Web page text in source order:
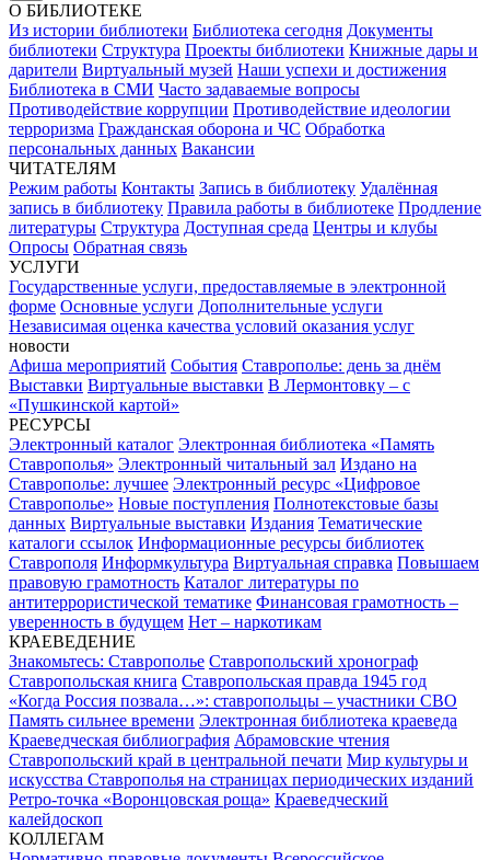
О БИБЛИОТЕКЕ
Из истории библиотеки Библиотека сегодня Документы
библиотеки Структура Проекты библиотеки Книжные дары и
дарители Виртуальный музей Наши успехи и достижения
Библиотека в СМИ Часто задаваемые вопросы
Противодействие коррупции Противодействие идеологии
терроризма Гражданская оборона и ЧС Обработка
персональных данных Вакансии
ЧИТАТЕЛЯМ
Режим работы Контакты Запись в библиотеку Удалённая
запись в библиотеку Правила работы в библиотеке Продление
литературы Структура Доступная среда Центры и клубы
Опросы Обратная связь
УСЛУГИ
Государственные услуги, предоставляемые в электронной
форме Основные услуги Дополнительные услуги
Независимая оценка качества условий оказания услуг
новости
Афиша мероприятий События Ставрополье: день за днём
Выставки Виртуальные выставки В Лермонтовку – с
«Пушкинской картой»
РЕСУРСЫ
Электронный каталог Электронная библиотека «Память
Ставрополья» Электронный читальный зал Издано на
Ставрополье: лучшее Электронный ресурс «Цифровое
Ставрополье» Новые поступления Полнотекстовые базы
данных Виртуальные выставки Издания Тематические
каталоги ссылок Информационные ресурсы библиотек
Ставрополя Информкультура Виртуальная справка Повышаем
правовую грамотность Каталог литературы по
антитеррористической тематике Финансовая грамотность –
уверенность в будущем Нет – наркотикам
КРАЕВЕДЕНИЕ
Знакомьтесь: Ставрополье Ставропольский хронограф
Ставропольская книга Ставропольская правда 1945 год
«Когда Россия позвала…»: ставропольцы – участники СВО
Память сильнее времени Электронная библиотека краеведа
Краеведческая библиография Абрамовские чтения
Ставропольский край в центральной печати Мир культуры и
искусства Ставрополья на страницах периодических изданий
Ретро-точка «Воронцовская роща» Краеведческий
калейдоскоп
КОЛЛЕГАМ